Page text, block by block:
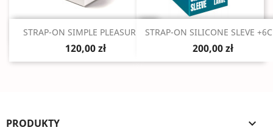
Szybki podgląd
STRAP-ON SIMPLE PLEASURE...
120,00 zł
Szybki podgląd
STRAP-ON SILICONE SLEVE
200,00 zł
PRODUKTY 